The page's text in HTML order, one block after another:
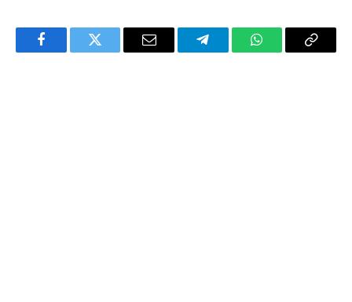
FacebookTwitter Email TelegramWhatsAppCopy